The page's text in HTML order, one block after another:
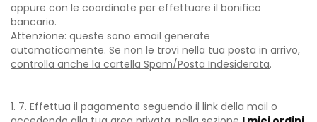
oppure con le coordinate per effettuare il bonifico
bancario.
Attenzione: queste sono email generate
automaticamente. Se non le trovi nella tua posta in arrivo,
controlla anche la cartella Spam/Posta Indesiderata.
7. Effettua il pagamento seguendo il link della mail o